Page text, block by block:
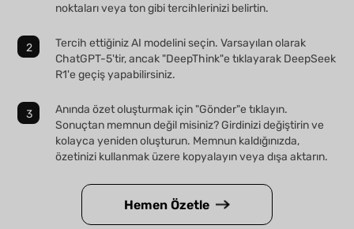
noktaları veya ton gibi tercihlerinizi belirtin.
Tercih ettiğiniz AI modelini seçin. Varsayılan olarak
ChatGPT-5'tir, ancak "DeepThink"e tıklayarak DeepSeek
R1'e geçiş yapabilirsiniz.
Anında özet oluşturmak için "Gönder"e tıklayın.
Sonuçtan memnun değil misiniz? Girdinizi değiştirin ve
kolayca yeniden oluşturun. Memnun kaldığınızda,
özetinizi kullanmak üzere kopyalayın veya dışa aktarın.
Hemen Özetle